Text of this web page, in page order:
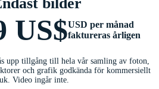
US$USD per månad
faktureras årligen
upp tillgång till hela vår samling av foton,
och grafik godkända för kommersiellt
Video ingår inte.